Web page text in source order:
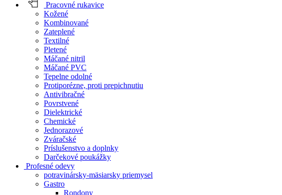
Pracovné rukavice
Kožené
Kombinované
Zateplené
Textilné
Pletené
Máčané nitril
Máčané PVC
Tepelne odolné
Protiporézne, proti prepichnutiu
Antivibračné
Povrstvené
Dielektrické
Chemické
Jednorazové
Zváračské
Príslušenstvo a doplnky
Darčekové poukážky
Profesné odevy
potravinársky-mäsiarsky priemysel
Gastro
Rondony